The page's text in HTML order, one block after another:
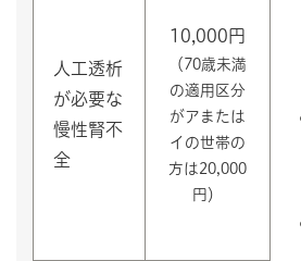
人工透析
が必要な
慢性腎不
全
10,000円
（70歳未満
の適用 区分
がアまたは
イの世帯の
方は20,000
円）